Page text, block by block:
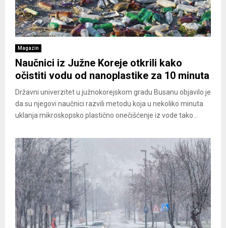
Magazin
Naučnici iz Јužne Koreje otkrili kako
očistiti vodu od nanoplastike za 10 minuta
Državni univerzitet u južnokorejskom gradu Busanu objavilo je
da su njegovi naučnici razvili metodu koja u nekoliko minuta
uklanja mikroskopsko plastično onečišćenje iz vode tako...